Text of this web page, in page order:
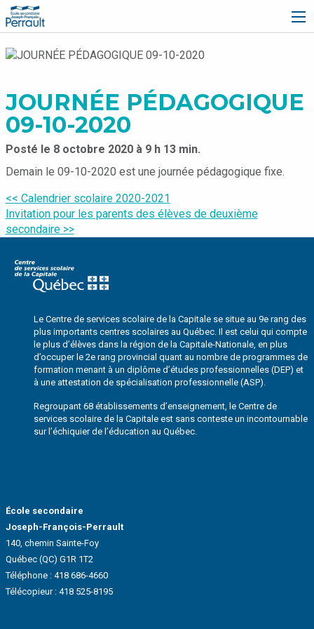
École secondaire Joseph-François-Perrault
JOURNÉE PÉDAGOGIQUE
09-10-2020
Posté le 8 octobre 2020 à 9 h 13 min.
Écrit parKatrina Michaud
Demain le 09-10-2020 est une journée pédagogique fixe.
Navigation
de
l’article
<< Calendrier scolaire 2020-2021
Invitation pour les parents des élèves de deuxième
secondaire >>
Le Centre de services scolaire de la Capitale se situe au 9e rang des
plus importants centres scolaires au Québec. Il est celui qui compte
le plus d’élèves dans la région de la Capitale-Nationale, en plus
d’occuper le 2e rang provincial quant au nombre de programmes de
formation menant à un diplôme d’études professionnelles (DEP) et
à une attestation de spécialisation professionnelle (ASP).
Regroupant 68 établissements d’enseignement, le Centre de
services scolaire de la Capitale est sans conteste un incontournable
sur l’échiquier de l’éducation au Québec.
École secondaire
Joseph-François-Perrault
140, chemin Sainte-Foy
Québec (QC) G1R 1T2
Téléphone : 418 686-4660
Télécopieur : 418 525-8195